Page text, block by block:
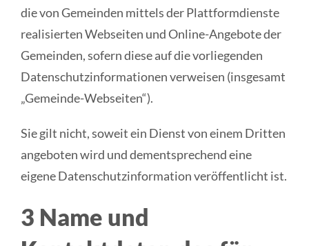
die von Gemeinden mittels der Plattformdienste
realisierten Webseiten und Online-Angebote der
Gemeinden, sofern diese auf die vorliegenden
Datenschutzinformationen verweisen (insgesamt
„Gemeinde-Webseiten“).
Sie gilt nicht, soweit ein Dienst von einem Dritten
angeboten wird und dementsprechend eine
eigene Datenschutzinformation veröffentlicht ist.
3 Name und